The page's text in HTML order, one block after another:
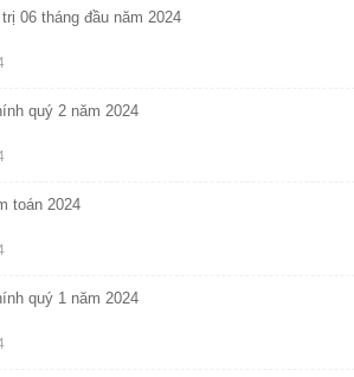
06 tháng đầu năm 2024
quý 2 năm 2024
toán 2024
quý 1 năm 2024